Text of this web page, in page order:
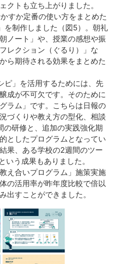
クトも立ち上がりました。
すか定番の使い方をまとめた
を制作しました（図5）。朝礼
ノート」や、授業の感想や振
レクション（ぐるり）」な
ら期待される効果をまとめた
ピ」を活用するためには、先
成が不可欠です。そのために
ラム」です。こちらは日報の
づくりや教え方の型化、相談
研修と、追加の実践強化期
としたプログラムとなってい
果、ある学校の2週間のツー
う成果もありました。
え合いプログラム」施策実施
の活用率が昨年度比較で倍以
出すことができました。